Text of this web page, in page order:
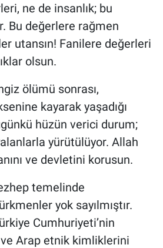
ne de insanlık; bu
Bu değerlere rağmen
utansın! Fanilere değerleri
olsun.
ölümü sonrası,
kayarak yaşadığı
hüzün verici durum;
yürütülüyor. Allah
ve devletini korusun.
temelinde
yok sayılmıştır.
Cumhuriyeti’nin
Arap etnik kimliklerini